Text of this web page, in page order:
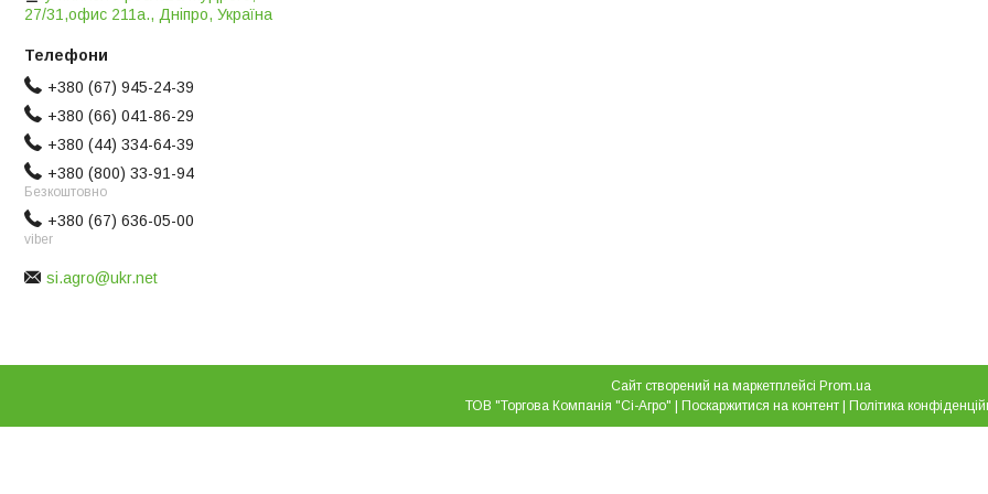
27/31,офис 211а., Дніпро, Україна
+380 (67) 945-24-39
+380 (66) 041-86-29
+380 (44) 334-64-39
+380 (800) 33-91-94
Безкоштовно
+380 (67) 636-05-00
viber
si.agro@ukr.net
Сайт створений на маркетплейсі Prom.ua
ТОВ "Торгова Компанія "Сі-Агро" | Поскаржитися на контент | Політика